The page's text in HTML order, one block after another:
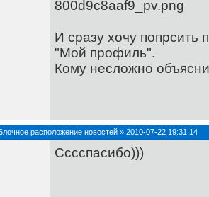
И сразу хочу попрсить
"Мой профиль".
Кому несложно
расположение новостей » 2010-07-22 19:31:14
Сссспасибо)))